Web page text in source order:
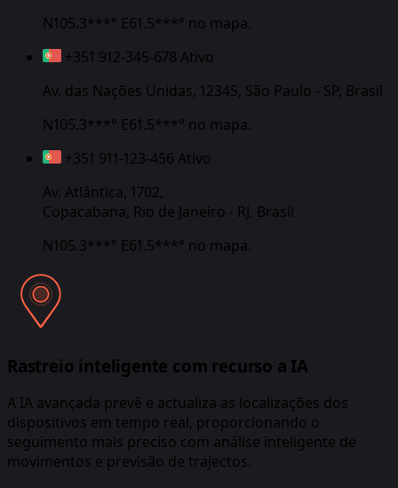
N105.3***° E61.5***° no mapa.
+351 912-345-678 Ativo
Av. das Nações Unidas, 12345, São Paulo - SP, Brasil
N105.3***° E61.5***° no mapa.
+351 911-123-456 Ativo
Av. Atlântica, 1702,
Copacabana, Rio de Janeiro - RJ, Brasil
N105.3***° E61.5***° no mapa.
Rastreio inteligente com recurso a IA
A IA avançada prevê e actualiza as localizações dos
dispositivos em tempo real, proporcionando o
seguimento mais preciso com análise inteligente de
movimentos e previsão de trajectos.